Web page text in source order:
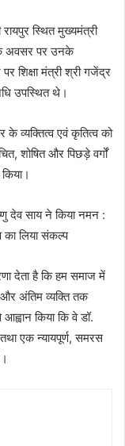
स्थित मुख्यमंत्री
के अवसर पर उनके
शिक्षा मंत्री श्री गजेंद्र
उपस्थित थे।
के व्यक्तित्व एवं कृतित्व को
शोषित और पिछड़े वर्गों
देता है कि हम समाज में
अंतिम व्यक्ति तक
किया कि वे डॉ.
एक न्यायपूर्ण, समरस